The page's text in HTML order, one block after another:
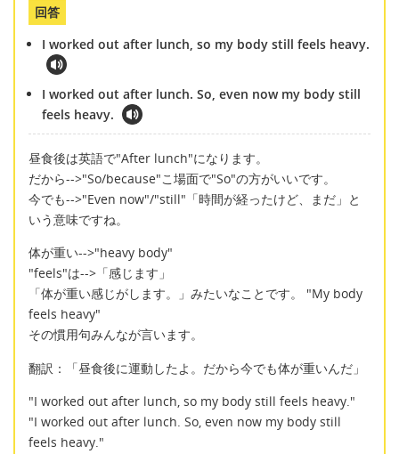
回答
I worked out after lunch, so my body still feels heavy.
I worked out after lunch. So, even now my body still
feels heavy.
昼食後は英語で"After lunch"になります。
だから-->"So/because"こ場面で"So"の方がいいです。
今でも-->"Even now"/"still"「時間が経ったけど、まだ」と
いう意味ですね。
体が重い-->"heavy body"
"feels"は-->「感じます」
「体が重い感じがします。」みたいなことです。 "My body
feels heavy"
その慣用句みんなが言います。
翻訳：「昼食後に運動したよ。だから今でも体が重いんだ」
"I worked out after lunch, so my body still feels heavy."
"I worked out after lunch. So, even now my body still
feels heavy."